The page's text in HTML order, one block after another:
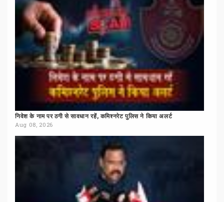
निवेश के नाम पर ठगी से सावधान रहें, कमिश्नरेट पुलिस ने किया अलर्ट
Aug 08, 2026